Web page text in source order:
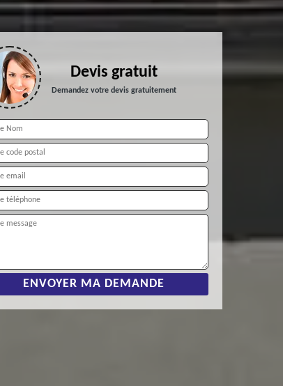
Devis gratuit
Demandez votre devis gratuitement